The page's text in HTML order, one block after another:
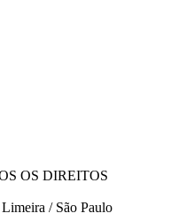
OS DIREITOS
/ São Paulo